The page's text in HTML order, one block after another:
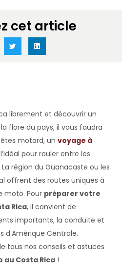
cet article
librement et découvrir un
flore du pays, il vous faudra
motard, un voyage à
pour rouler entre les
région du Guanacaste ou les
offrent des routes uniques à
moto. Pour préparer votre
Rica, il convient de
importants, la conduite et
d’Amérique Centrale.
tous nos conseils et astuces
Costa Rica !